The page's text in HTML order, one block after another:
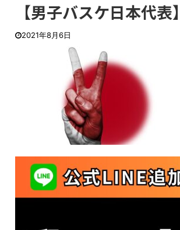
【男子バスケ日本代
2021年8月6日